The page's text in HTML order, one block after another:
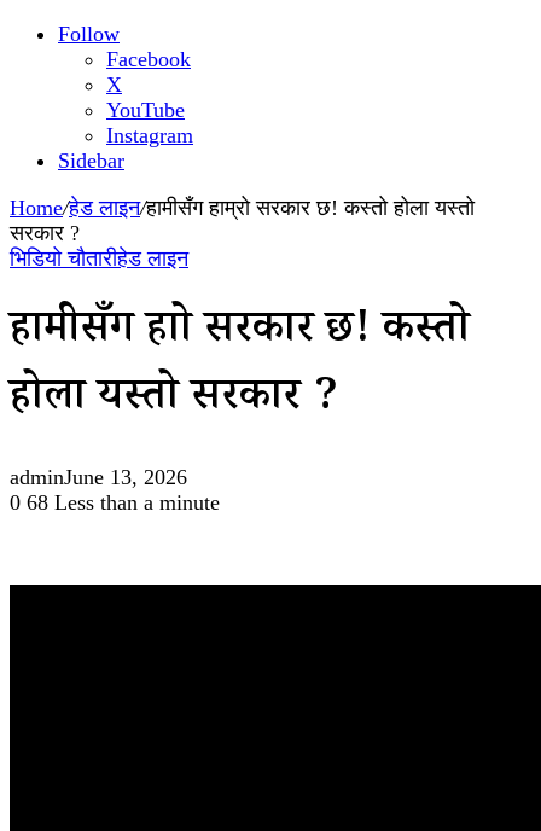
Follow
Facebook
X
YouTube
Instagram
Sidebar
Home/हेड लाइन/हामीसँग हाम्रो सरकार छ! कस्तो होला यस्तो
सरकार ?
भिडियो चौतारीहेड लाइन
हामीसँग हाम्रो सरकार छ! कस्तो
होला यस्तो सरकार ?
adminJune 13, 2026
0 68 Less than a minute